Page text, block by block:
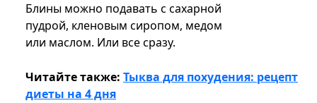
Блины можно подавать с сахарной
пудрой, кленовым сиропом, медом
или маслом. Или все сразу.
Читайте также: Тыква для похудения: рецепт
диеты на 4 дня